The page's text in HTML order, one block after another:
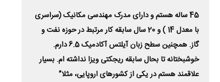
45 ساله هستم و دارای مدرک مهندسی مکانیک (سراسری
با معدل 14 ) و 20 سال سابقه کار مرتبط در حوزه نفت و
گاز. همچنین سطح زبان آیلتس آکادمیک 6.5 دارم.
خوشبختانه تا بحال سابقه ریجکتی ویزا نداشته ام. بسیار
علاقمند هستم در یکی از کشورهای اروپایی، مثلا”